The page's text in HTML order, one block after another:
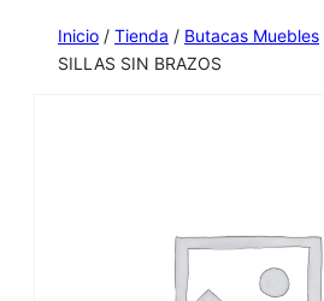
Inicio / Tienda / Butacas Muebles
SILLAS SIN BRAZOS